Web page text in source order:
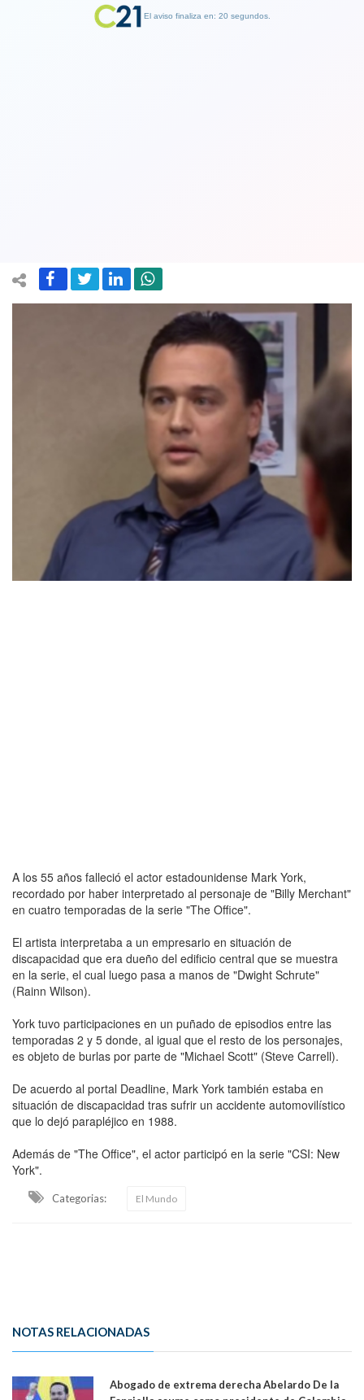
A los 55 años falleció el actor estadounidense Mark York,
recordado por haber interpretado al personaje de "Billy Merchant"
en cuatro temporadas de la serie "The Office".
El artista interpretaba a un empresario en situación de
discapacidad que era dueño del edificio central que se muestra
en la serie, el cual luego pasa a manos de "Dwight Schrute"
(Rainn Wilson).
York tuvo participaciones en un puñado de episodios entre las
temporadas 2 y 5 donde, al igual que el resto de los personajes,
es objeto de burlas por parte de "Michael Scott" (Steve Carrell).
De acuerdo al portal Deadline, Mark York también estaba en
situación de discapacidad tras sufrir un accidente automovilístico
que lo dejó parapléjico en 1988.
Además de "The Office", el actor participó en la serie "CSI: New
York".
Categorias: El Mundo
NOTAS RELACIONADAS
Abogado de extrema derecha Abelardo De la
El aviso finaliza en: 19 segundos.